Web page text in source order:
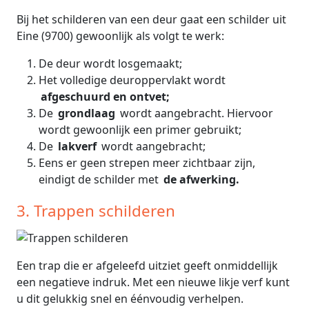
Bij het schilderen van een deur gaat een schilder uit
Eine (9700) gewoonlijk als volgt te werk:
De deur wordt losgemaakt;
Het volledige deuroppervlakt wordt
afgeschuurd en ontvet;
De grondlaag wordt aangebracht. Hiervoor
wordt gewoonlijk een primer gebruikt;
De lakverf wordt aangebracht;
Eens er geen strepen meer zichtbaar zijn,
eindigt de schilder met de afwerking.
3. Trappen schilderen
Een trap die er afgeleefd uitziet geeft onmiddellijk
een negatieve indruk. Met een nieuwe likje verf kunt
u dit gelukkig snel en éénvoudig verhelpen.